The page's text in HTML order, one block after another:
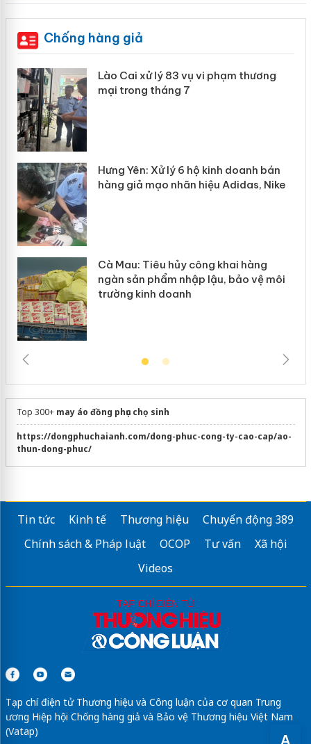
A
Chống hàng giả
Lào Cai xử lý 83 vụ vi phạm thương
mại trong tháng 7
Hưng Yên: Xử lý 6 hộ kinh doanh bán
hàng giả mạo nhãn hiệu Adidas, Nike
Cà Mau: Tiêu hủy công khai hàng
ngàn sản phẩm nhập lậu, bảo vệ môi
trường kinh doanh
Top 300+ may áo đồng phục chọ sinh
https://dongphuchaianh.com/dong-phuc-cong-ty-cao-cap/ao-
thun-dong-phuc/
Tin tức Kinh tế Thương hiệu
Chuyển động 389
Chính sách & Pháp luật
OCOP Tư vấn
Xã hội
Videos
Tạp chí điện tử Thương hiệu và Công luận của cơ quan Trung
ương Hiệp hội Chống hàng giả và Bảo vệ Thương hiệu Việt Nam
(Vatap)